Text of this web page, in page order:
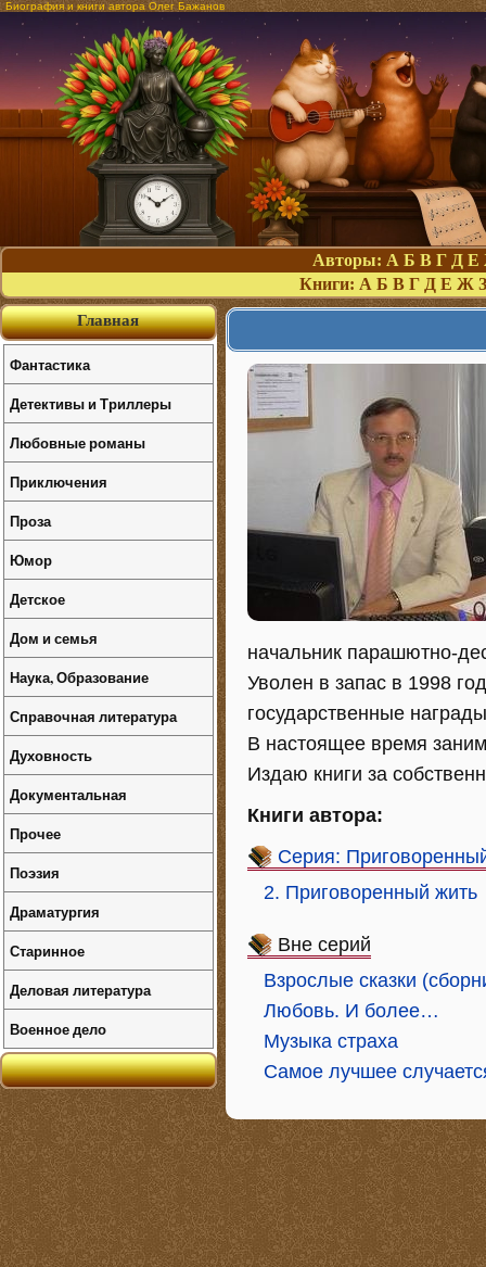
Биография и книги автора Олег Бажанов
Авторы: А Б В Г Д Е
Книги: А Б В Г Д Е Ж З
начальник парашютно-
Уволен в запас в 1998
государственные
В настоящее время
Издаю книги за
Книги автора:
Серия:
2. Приговоренный жить
Вне серий
Взрослые сказки
Любовь. И более…
Музыка страха
Самое лучшее
Главная
Фантастика
Детективы и Триллеры
Любовные романы
Приключения
Проза
Юмор
Детское
Дом и семья
Наука, Образование
Справочная литература
Духовность
Документальная
Прочее
Поэзия
Драматургия
Старинное
Деловая литература
Военное дело